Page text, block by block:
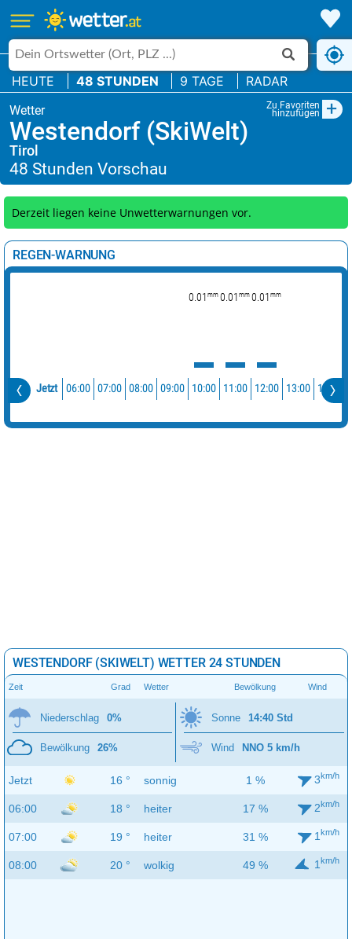
HEUTE 48 STUNDEN 9 TAGE RADAR
Zu Favoriten
hinzufügen +
Westendorf (SkiWelt)
Tirol
Derzeit liegen keine Unwetterwarnungen vor.
REGEN-WARNUNG
0.01 mm 0.01 mm 0.01 mm
Jetzt 06:00 07:00 08:00 09:00 10:00 11:00 12:00 13:00 14:00
WESTENDORF (SKIWELT) WETTER 24 STUNDEN
Zeit Grad Wetter Bewölkung Wind
Niederschlag 0%
Bewölkung 26%
Sonne 14:40 Std
Wind NNO 5 km/h
Jetzt 16 ° sonnig 1 % 3km/h
06:00 18 ° heiter 17 % 2km/h
07:00 19 ° heiter 31 % 1 km/h
08:00 20 ° wolkig 49 % 1 km/h